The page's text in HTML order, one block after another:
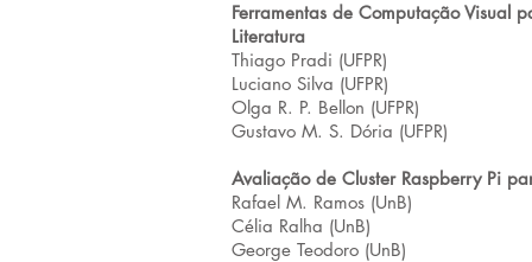
Ferramentas de Computação Visual
Literatura
Thiago Pradi (UFPR)
Luciano Silva (UFPR)
Olga R. P. Bellon (UFPR)
Gustavo M. S. Dória (UFPR)
Avaliação de Cluster Raspberry Pi
Rafael M. Ramos (UnB)
Célia Ralha (UnB)
George Teodoro (UnB)